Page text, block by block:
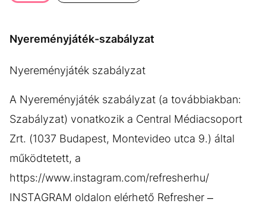
KÖZÉLET UTAZÁS
VIDEÓ TÖRTÉNETEK
GASZTRO
Nyereményjáték-szabályzat
Nyereményjáték szabályzat
A Nyereményjáték szabályzat (a továbbiakban:
Szabályzat) vonatkozik a Central Médiacsoport
Zrt. (1037 Budapest, Montevideo utca 9.) által
működtetett, a
https://www.instagram.com/refresherhu/
INSTAGRAM oldalon elérhető Refresher –